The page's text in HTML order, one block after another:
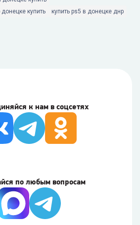
купить
купить ps5 в донецке днр
к нам в соцсетях
по любым вопросам